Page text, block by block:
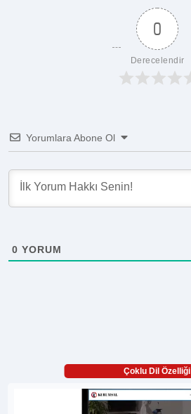
0
Derecelendir
Yorumlara Abone Ol
0 YORUM
Çoklu Dil Özelliği